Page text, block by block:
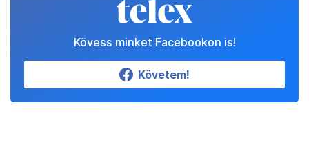
Kövess minket Facebookon is!
Követem!